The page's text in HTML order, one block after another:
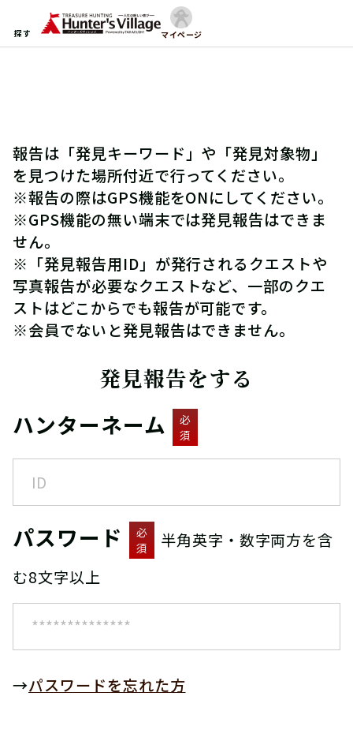
探す マイページ
報告は「発見キーワード」や「発見対象物」
を見つけた場所付近で行ってください。
※報告の際はGPS機能をONにしてください。
※GPS機能の無い端末では発見報告はできま
せん。
※「発見報告用ID」が発行されるクエストや
写真報告が必要なクエストなど、一部のクエ
ストはどこからでも報告が可能です。
※会員でないと発見報告はできません。
発見報告をする
ハンターネーム
必
須
パスワード
必
須
半角英字・数字両方を含
む8文字以上
→パスワードを忘れた方